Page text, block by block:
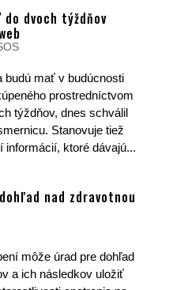
dvoch týždňov
budú mať v budúcnosti
prostredníctvom
týždňov, dnes schválil
Stanovuje tiež
informácií, ktoré dávajú...
nad zdravotnou
môže úrad pre dohľad
a ich následkov uložiť